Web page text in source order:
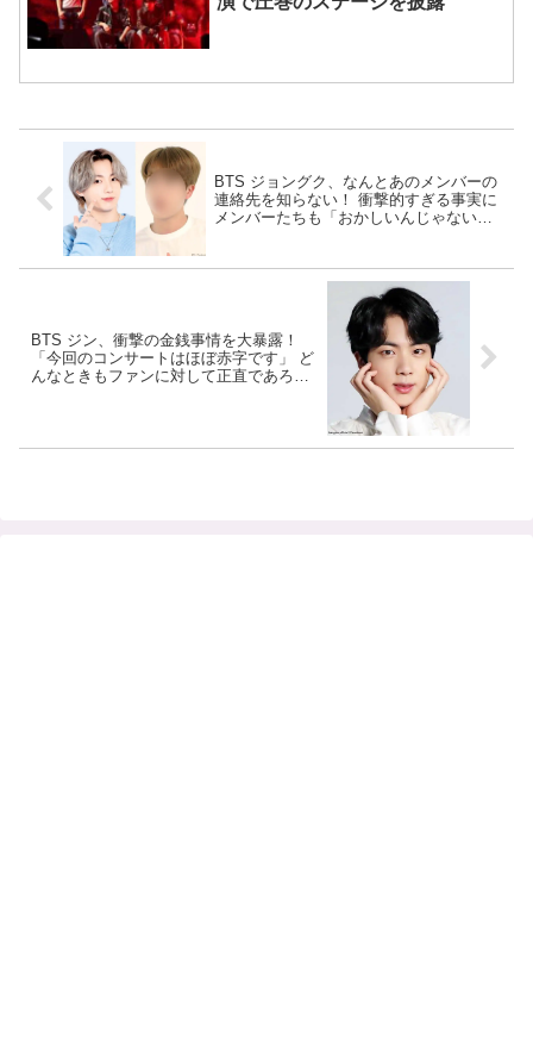
BTS ジョングク、なんとあのメンバーの
連絡先を知らない！ 衝撃的すぎる事実に
メンバーたちも「おかしいんじゃない
BTS ジン、衝撃の金銭事情を大暴露！
「今回のコンサートはほぼ赤字です」 ど
んなときもファンに対して正直であろう